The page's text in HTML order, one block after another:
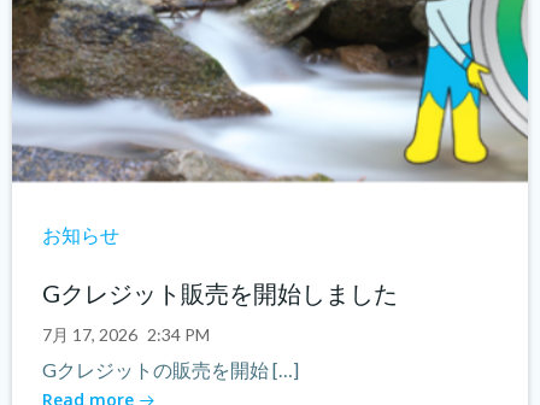
お知らせ
Gクレジット販売を開始しました
7月 17, 2026 2:34 PM
Gクレジットの販売を開始 […]
Read more